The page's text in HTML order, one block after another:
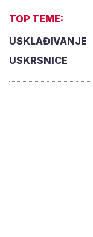
TOP TEME:
USKLAĐIVANJE
USKRSNICE